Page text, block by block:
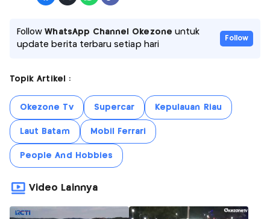
FollowWhatsApp Channel Okezone untuk
update berita terbaru setiap hari
Follow
Topik Artikel :
Okezone Tv Supercar Kepulauan Riau
Laut Batam Mobil Ferrari
People And Hobbies
Video Lainnya